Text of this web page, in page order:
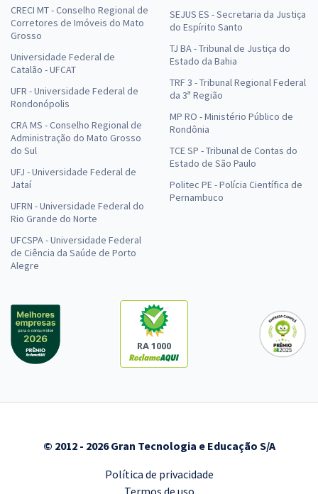
CRECI MT - Conselho Regional de
Corretores de Imóveis do Mato
Grosso
Universidade Federal de
Catalão - UFCAT
UFR - Universidade Federal de
Rondonópolis
CRA MS - Conselho Regional de
Administração do Mato Grosso
do Sul
UFJ - Universidade Federal de
Jataí
UFRN - Universidade Federal do
Rio Grande do Norte
UFCSPA - Universidade Federal
de Ciência da Saúde de Porto
Alegre
SEJUS ES - Secretaria da Justiça
do Espírito Santo
TJ BA - Tribunal de Justiça do
Estado da Bahia
TRF 3 - Tribunal Regional Federal
da 3ª Região
MP RO - Ministério Público de
Rondônia
TCE SP - Tribunal de Contas do
Estado de São Paulo
Politec PE - Polícia Científica de
Pernambuco
RA 1000
© 2012 - 2026 Gran Tecnologia e Educação S/A
Política de privacidade
Termos de uso